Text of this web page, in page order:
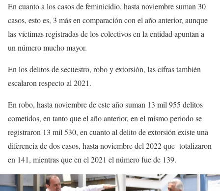
En cuanto a los casos de feminicidio, hasta noviembre suman 30
casos, esto es, 3 más en comparación con el año anterior, aunque
las víctimas registradas de los colectivos en la entidad apuntan a
un número mucho mayor.
En los delitos de secuestro, robo y extorsión, las cifras también
escalaron respecto al 2021.
En robo, hasta noviembre de este año suman 13 mil 955 delitos
cometidos, en tanto que el año anterior, en el mismo periodo se
registraron 13 mil 530, en cuanto al delito de extorsión existe una
diferencia de dos casos, hasta noviembre del 2022 que totalizaron
en 141, mientras que en el 2021 el número fue de 139.